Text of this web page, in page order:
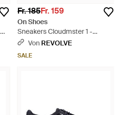
Fr. 185Fr. 159
On Shoes
Sneakers Cloudmster 1 -
Schwarz
Von REVOLVE
SALE